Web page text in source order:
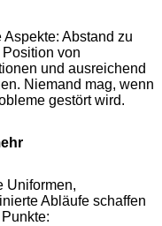
Abstand zu
von
und ausreichend
Niemand mag, wenn
gestört wird.
Uniformen,
Abläufe schaffen